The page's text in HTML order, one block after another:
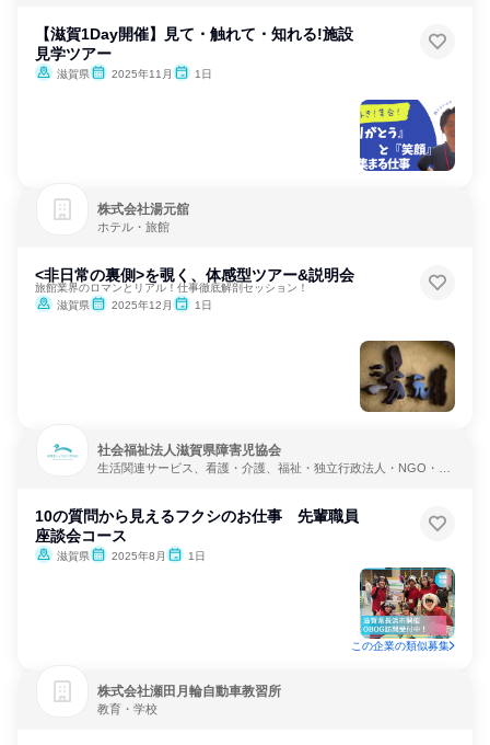
【滋賀1Day開催】見て・触れて・知れる!施設
見学ツアー
滋賀県 2025年11月 1日
株式会社湯元舘
ホテル・旅館
<非日常の裏側>を覗く、体感型ツアー&説明会
旅館業界のロマンとリアル！仕事徹底解剖セッション！
滋賀県
2025年12月 1日
社会福祉法人滋賀県障害児協会
生活関連サービス、看護・介護、福祉・独立行政法人・NGO・N
10の質問から見えるフクシのお仕事 先輩職員
座談会コース
滋賀県 2025年8月 1日
この企業の類似募集
株式会社瀬田月輪自動車教習所
教育・学校